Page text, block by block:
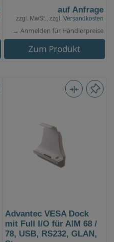
auf Anfrage
zzgl. MwSt., zzgl. Versandkosten
→ Anmelden für Händlerpreise
Zum Produkt
Advantec VESA Dock
mit Full I/O für AIM 68 /
78, USB, RS232, GLAN,